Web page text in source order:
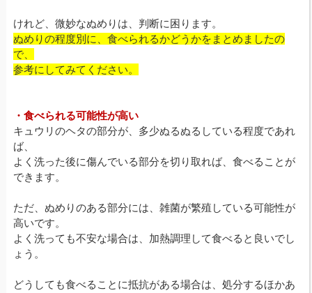
けれど、微妙なぬめりは、判断に困ります。
ぬめりの程度別に、食べられるかどうかをまとめましたの
で、
参考にしてみてください。
・食べられる可能性が高い
キュウリのヘタの部分が、多少ぬるぬるしている程度であれ
ば、
よく洗った後に傷んでいる部分を切り取れば、食べることが
できます。
ただ、ぬめりのある部分には、雑菌が繁殖している可能性が
高いです。
よく洗っても不安な場合は、加熱調理して食べると良いでし
ょう。
どうしても食べることに抵抗がある場合は、処分するほかあ